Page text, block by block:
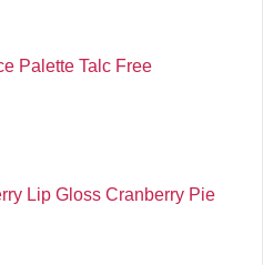
Palette Talc Free
Lip Gloss Cranberry Pie